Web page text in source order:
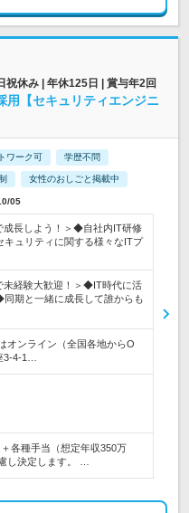
休み | 年休125日 | 賞与年2回
用【セキュリティエンジニ
ワーク可 学歴不問
女性のおしごと掲載中
05
成長しよう！＞◆自社内IT研修
ュリティに関する様々なITプ
未経験大歓迎！＞◆IT時代に活
期と一緒に成長して誰からも
オンライン（全国各地からO
3-4-1…
各種手当（想定年収350万
し決定します。 …